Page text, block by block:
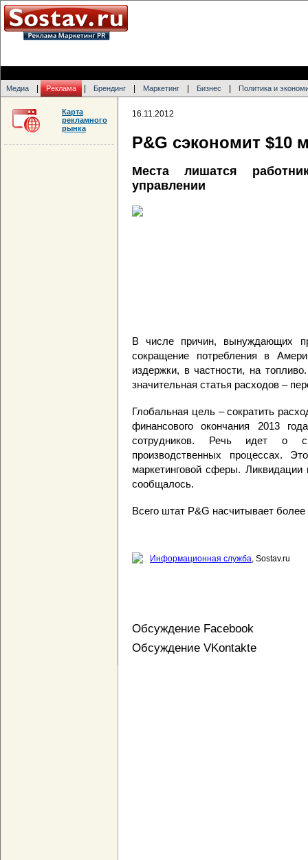
Медиа Реклама Брендинг Маркетинг Бизнес Политика и
16.11.2012
P&G сэкономит $10
Места лишатся
управлении
В числе причин, вынуждающих
сокращение потребления в
издержки, в частности, на
значительная статья расходов –
Глобальная цель – сократить
финансового окончания 2013
сотрудников. Речь идет о
производственных процессах.
маркетинговой сферы.
сообщалось.
Всего штат P&G насчитывает
Информационная служба, Sostav.ru
Обсуждение Facebook
Обсуждение VKontakte
Карта
рекламного
рынка